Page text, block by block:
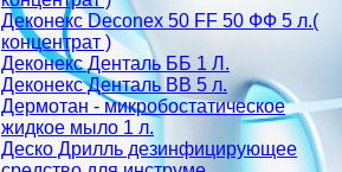
Деконекс Deconex 50 FF 50 ФФ 5 л.(
концентрат )
Деконекс Денталь ББ 1 Л.
Деконекс Денталь ВВ 5 л.
Дермотан - микробостатическое
жидкое мыло 1 л.
Деско Дрилль дезинфицирующее